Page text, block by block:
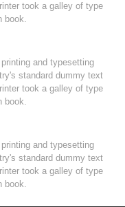
took a galley of type
book.
and typesetting
standard dummy text
took a galley of type
book.
and typesetting
standard dummy text
took a galley of type
book.